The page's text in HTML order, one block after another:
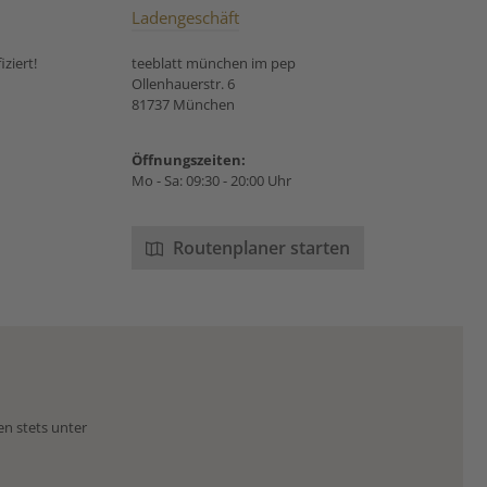
Ladengeschäft
teeblatt münchen im pep
Ollenhauerstr. 6
81737 München
Öffnungszeiten:
Mo - Sa: 09:30 - 20:00 Uhr
Routenplaner starten
stets unter